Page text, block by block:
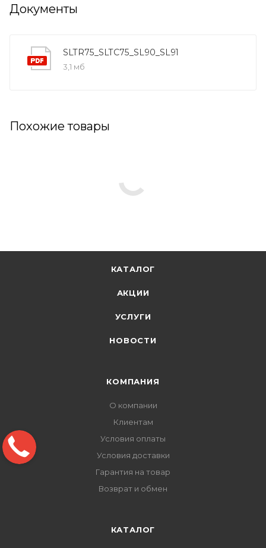
Документы
SLTR75_SLTC75_SL90_SL91
3,1 мб
Похожие товары
КАТАЛОГ
АКЦИИ
УСЛУГИ
НОВОСТИ
КОМПАНИЯ
О компании
Клиентам
Условия оплаты
Условия доставки
Гарантия на товар
Возврат и обмен
КАТАЛОГ